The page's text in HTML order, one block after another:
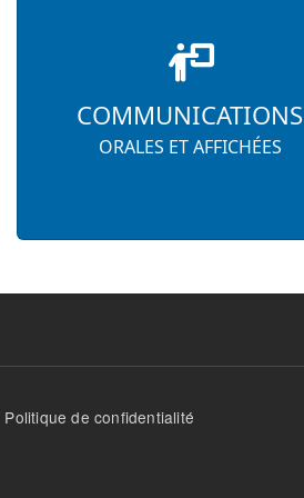
COMMUNICATIONS
ORALES ET AFFICHÉES
Politique de confidentialité